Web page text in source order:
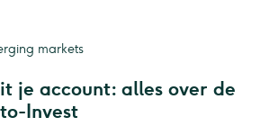
je account: alles over de
Invest